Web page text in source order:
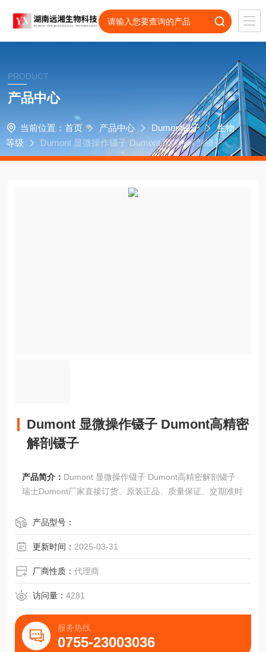
PRODUCT
产品中心
当前位置： 首页 产品中心 Dumont镊子
生物
等级
Dumont 显微操作镊子 Dumont高精密解剖镊子
Dumont 显微操作镊子 Dumont高精密
解剖镊子
产品简介： Dumont 显微操作镊子 Dumont高精密解剖镊子
瑞士Dumont厂家直接订货、原装正品、质量保证、交期准时
产品型号：
更新时间： 2025-03-31
厂商性质：代理商
访问量：4281
服务热线
0755-23003036